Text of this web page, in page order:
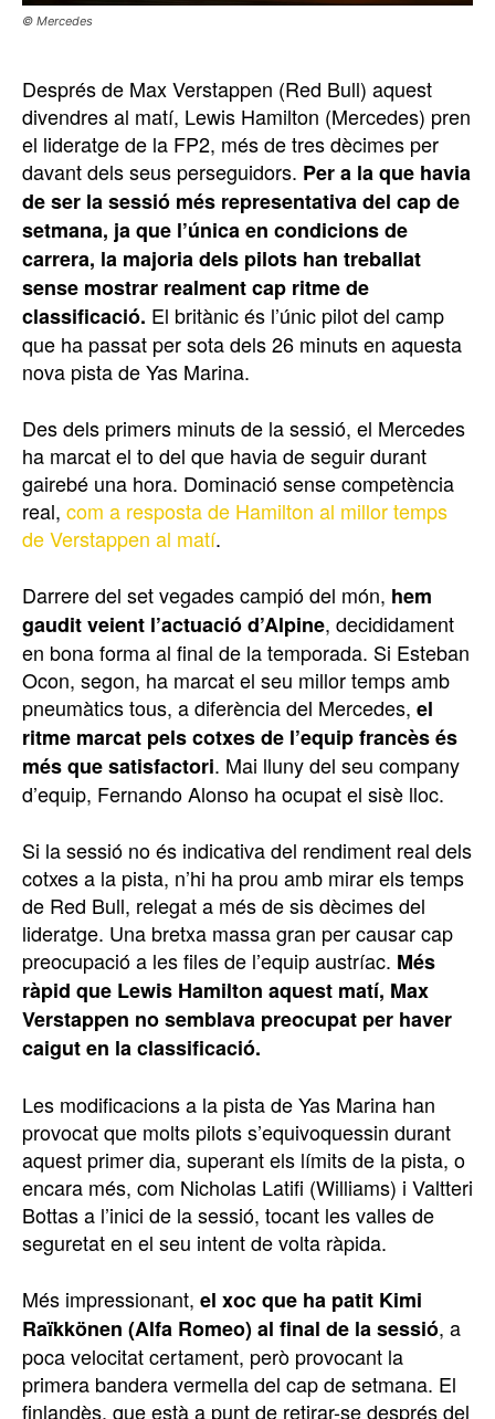
© Mercedes
Després de Max Verstappen (Red Bull) aquest
divendres al matí, Lewis Hamilton (Mercedes) pren
el lideratge de la FP2, més de tres dècimes per
davant dels seus perseguidors. Per a la que havia
de ser la sessió més representativa del cap de
setmana, ja que l’única en condicions de
carrera, la majoria dels pilots han treballat
sense mostrar realment cap ritme de
classificació. El britànic és l’únic pilot del camp
que ha passat per sota dels 26 minuts en aquesta
nova pista de Yas Marina.
Des dels primers minuts de la sessió, el Mercedes
ha marcat el to del que havia de seguir durant
gairebé una hora. Dominació sense competència
real, com a resposta de Hamilton al millor temps
de Verstappen al matí.
Darrere del set vegades campió del món, hem
gaudit veient l’actuació d’Alpine, decididament
en bona forma al final de la temporada. Si Esteban
Ocon, segon, ha marcat el seu millor temps amb
pneumàtics tous, a diferència del Mercedes, el
ritme marcat pels cotxes de l’equip francès és
més que satisfactori. Mai lluny del seu company
d’equip, Fernando Alonso ha ocupat el sisè lloc.
Si la sessió no és indicativa del rendiment real dels
cotxes a la pista, n’hi ha prou amb mirar els temps
de Red Bull, relegat a més de sis dècimes del
lideratge. Una bretxa massa gran per causar cap
preocupació a les files de l’equip austríac. Més
ràpid que Lewis Hamilton aquest matí, Max
Verstappen no semblava preocupat per haver
caigut en la classificació.
Les modificacions a la pista de Yas Marina han
provocat que molts pilots s’equivoquessin durant
aquest primer dia, superant els límits de la pista, o
encara més, com Nicholas Latifi (Williams) i Valtteri
Bottas a l’inici de la sessió, tocant les valles de
seguretat en el seu intent de volta ràpida.
Més impressionant, el xoc que ha patit Kimi
Raïkkönen (Alfa Romeo) al final de la sessió, a
poca velocitat certament, però provocant la
primera bandera vermella del cap de setmana. El
finlandès, que està a punt de retirar-se després del